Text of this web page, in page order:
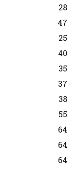
28
47
25
40
35
37
38
55
64
64
64